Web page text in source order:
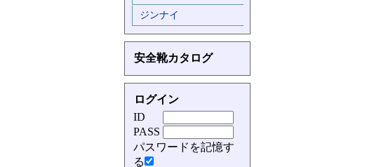
ジンナイ
安全靴カタログ
ログイン
ID
PASS
パスワードを記憶す
る